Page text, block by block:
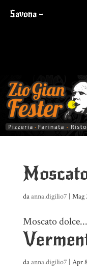
Savona –
daanna.digilio7 | Mag
Moscato dolce...
daanna.digilio7 | Apr